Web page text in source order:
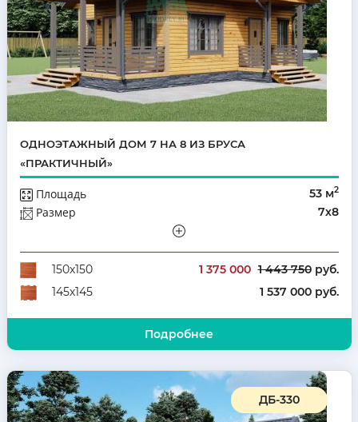
ОДНОЭТАЖНЫЙ ДОМ 7 НА 8 ИЗ БРУСА
«ПРАКТИЧНЫЙ»
Площадь 53 м2
Размер 7х8
Количество комнат
3
150х150
1 375 000 1 443 750руб.
145х145
1 537 000 руб.
Подробнее
ДБ-330